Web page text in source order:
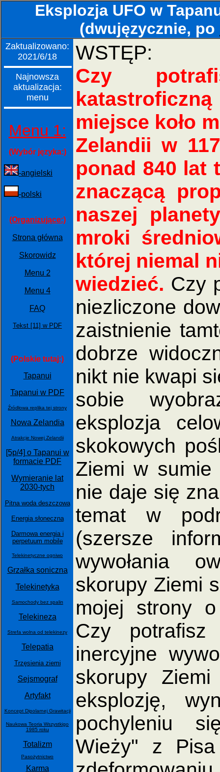
Eksplozja UFO w
(dwujęzycznie, po
Zaktualizowano:
2021/6/18
Najnowsza
aktualizacja:
menu
Menu 1:
(Wybór języka:)
-angielski
-polski
(Organizujące:)
Strona główna
Skorowidz
Menu 2
Menu 4
FAQ
Tekst [11] w PDF
(Polskie tutaj:)
Tapanui
Tapanui w PDF
Źródłowa replika tej strony
Nowa Zelandia
Atrakcje Nowej Zelandii
[5p/4] o Tapanui w
formacie PDF
Wymieranie lat
2030-tych
Pitna woda deszczowa
Energia słoneczna
Darmowa energia i
perpetuum mobile
Telekinetyczne ogniwo
Grzałka soniczna
Telekinetyka
Samochody bez spalin
Telekineza
Strefa wolna od telekinezy
Telepatia
Trzęsienia ziemi
Sejsmograf
Artyfakt
Koncept Dipolarnej Grawitacji
Naukowa Teoria Wszystkigo
1985 roku
Totalizm
Pasożytnictwo
Karma
WSTĘP:
Czy
miejsce koło
Zelandii w
ponad 840 lat
znaczącą
naszej
mroki
której niemal
wiedzieć. Czy
niezliczone
zaistnienie
dobrze
nikt nie kwapi
sobie
eksplozja
skokowych
Ziemi w sumie
nie daje się
temat w
(szersze
wywołania
skorupy Ziemi
mojej strony
Czy
inercyjne
skorupy
eksplozję,
pochyleniu
Wieży" z